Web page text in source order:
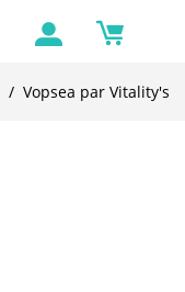
/ Vopsea par Vitality's